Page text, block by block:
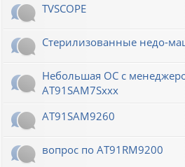
TVSCOPE
Стерилизованные недо-
Небольшая ОС с
AT91SAM7Sxxx
AT91SAM9260
вопрос по AT91RM9200